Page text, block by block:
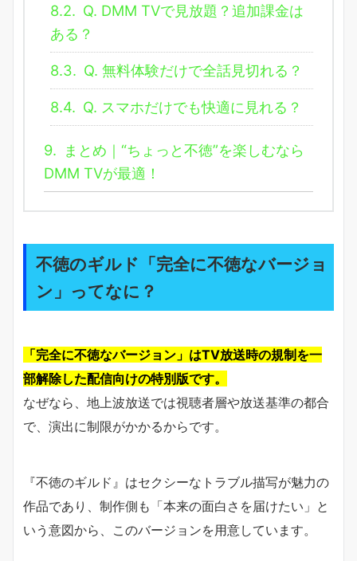
8.2. Q. DMM TVで見放題？追加課金は
ある？
8.3. Q. 無料体験だけで全話見切れる？
8.4. Q. スマホだけでも快適に見れる？
9.
まとめ｜“ちょっと不徳”を楽しむなら
DMM TVが最適！
不徳のギルド「完全に不徳なバージョ
ン」ってなに？
「完全に不徳なバージョン」はTV放送時の規制を一
部解除した配信向けの特別版です。
なぜなら、地上波放送では視聴者層や放送基準の都合
で、演出に制限がかかるからです。
『不徳のギルド』はセクシーなトラブル描写が魅力の
作品であり、制作側も「本来の面白さを届けたい」と
いう意図から、このバージョンを用意しています。